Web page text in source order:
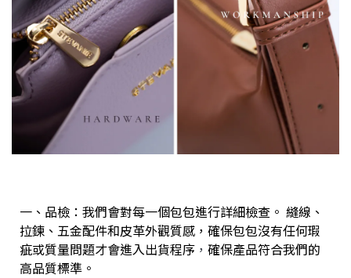
一、品檢：我們會對每一個包包進行詳細檢查。 縫線、
拉鍊、五金配件和皮革外觀質感，確保包包沒有任何瑕
疵或質量問題才會進入出貨程序 ， 確保產品符合我們的
高品質標準。